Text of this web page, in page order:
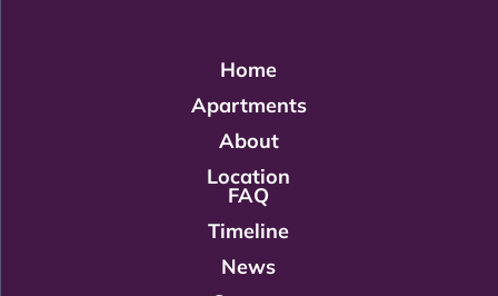
Home
Apartments
About
Location
FAQ
Timeline
News